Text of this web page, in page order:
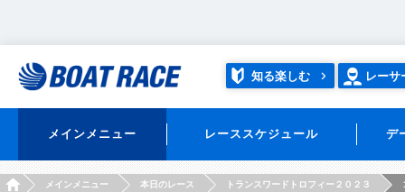
知る楽しむ レーサ
メインメニュー レーススケジュール デ
HOMEメインメニュー 本日のレース トランスワードトロフィー２０２３